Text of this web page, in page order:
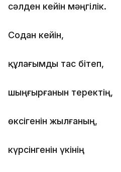
сәлден кейін мәңгілік.
Содан кейін,
құлағымды тас бітеп,
шыңғырғанын теректің,
өксігенін жылғаның,
күрсінгенін үкінің